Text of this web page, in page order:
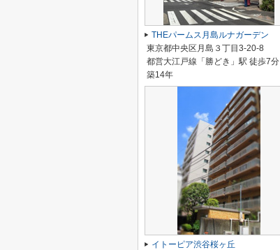
THEパームス月島ルナガーデン
東京都中央区月島３丁目3-20-8
都営大江戸線「勝どき」駅 徒歩7分
築14年
イトーピア渋谷桜ヶ丘